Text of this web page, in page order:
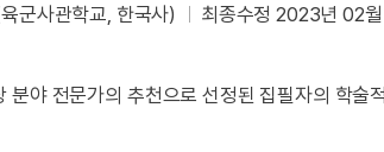
군사관학교, 한국사) 최종수정 2023년 02
분야 전문가의 추천으로 선정된 집필자의 학